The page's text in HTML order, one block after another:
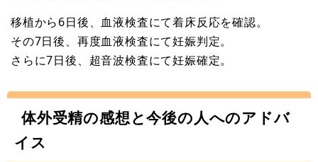
移植から6日後、血液検査にて着床反応を確認。
その7日後、再度血液検査にて妊娠判定。
さらに7日後、超音波検査にて妊娠確定。
体外受精の感想と今後の人へのアドバ
イス